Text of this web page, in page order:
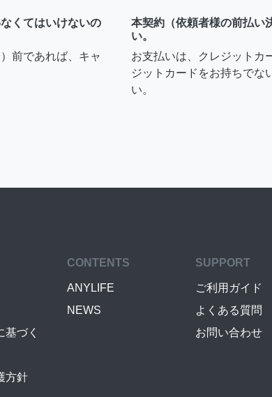
くてはいけないの
前であれば、キャ
本契約（依頼者様の前払い
い。
お支払いは、クレジットカ
ジットカードをお持ちでな
い。
基づく
方針
CONTENTS
ANYLIFE
NEWS
SUPPORT
ご利用ガイド
よくある質問
お問い合わせ